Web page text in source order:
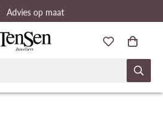
Advies op maat
Snelle verzending